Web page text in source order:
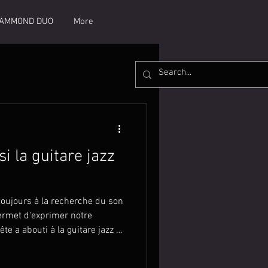
DUO More
la guitare jazz
à la recherche du son
d'exprimer notre
a abouti à la guitare jazz à